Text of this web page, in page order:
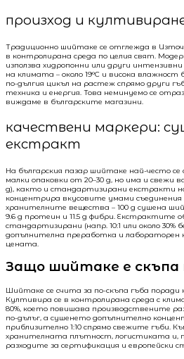
произход и
Традиционно шийтаке се отглежда в
в контролирана среда по целия свят.
използва хидропонни или други
на климата – около 19°C и висока влажност
по-дългия цикъл на растеж спрямо други
техника и енергия. Това неминуемо се
виждаме в българските магазини.
качествени маркери:
екстракт
На българския пазар шийтаке най-често
малки опаковки от 20–30 g, но има и свежи
g), както и стандартизирани екстракти
концентрира вкусовите умами
хранителните вещества – 100 g сушена
9.6 g протеин и 11.5 g фибри. Екстрактите
стандартизирани (напр. 10:1 или около 30%
допълнителна преработка и лабораторен
цената.
Защо шийтаке е скъпа
Шийтаке се счита за по-скъпа гъба
Култивира се в контролирана среда с
80%, което повишава производствените
по-дълъг, а сушенето допълнително
приблизително 1:10 спрямо свежите гъби.
хранителната плътност, логистиката и,
разходите за сертификация и европейски